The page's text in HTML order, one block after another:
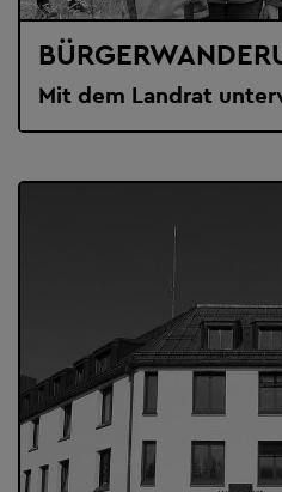
Mit dem Landrat